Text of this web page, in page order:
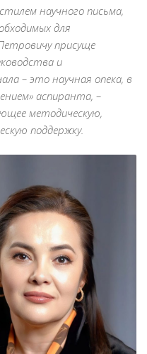
научного письма,
для
присуще
и
– это научная опека, в
аспиранта, –
методическую,
поддержку.